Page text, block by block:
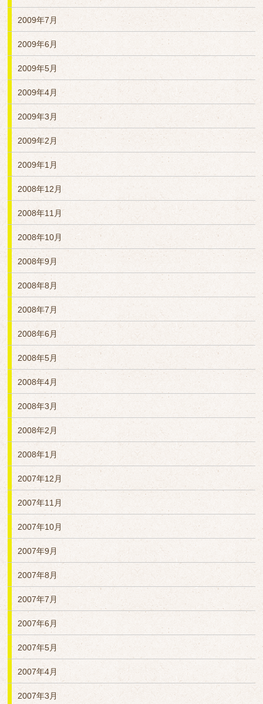
2009年7月
2009年6月
2009年5月
2009年4月
2009年3月
2009年2月
2009年1月
2008年12月
2008年11月
2008年10月
2008年9月
2008年8月
2008年7月
2008年6月
2008年5月
2008年4月
2008年3月
2008年2月
2008年1月
2007年12月
2007年11月
2007年10月
2007年9月
2007年8月
2007年7月
2007年6月
2007年5月
2007年4月
2007年3月